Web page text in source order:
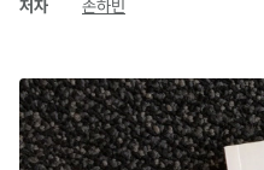
저자 손하빈